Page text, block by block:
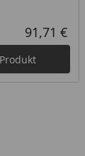
91,71 €